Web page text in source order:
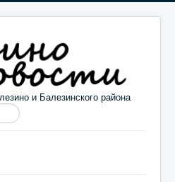
и Балезинского района